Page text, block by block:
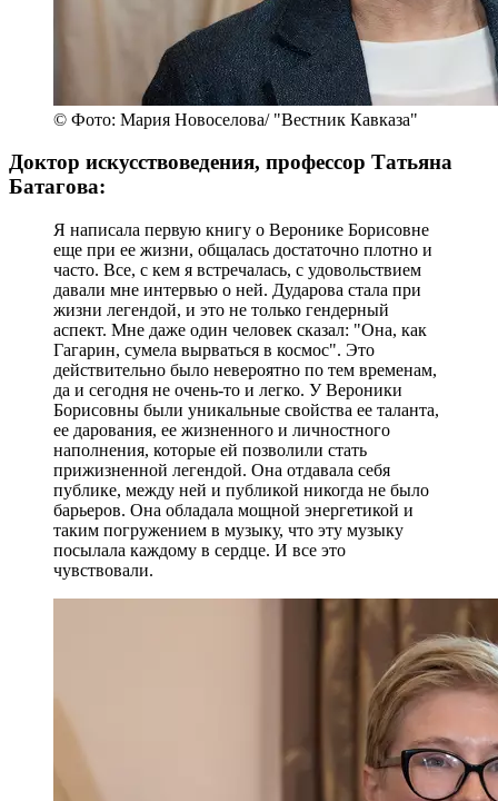
© Фото: Мария Новоселова/ "Вестник Кавказа"
Доктор искусствоведения, профессор Татьяна
Батагова:
Я написала первую книгу о Веронике Борисовне
еще при ее жизни, общалась достаточно плотно и
часто. Все, с кем я встречалась, с удовольствием
давали мне интервью о ней. Дударова стала при
жизни легендой, и это не только гендерный
аспект. Мне даже один человек сказал: "Она, как
Гагарин, сумела вырваться в космос". Это
действительно было невероятно по тем временам,
да и сегодня не очень-то и легко. У Вероники
Борисовны были уникальные свойства ее таланта,
ее дарования, ее жизненного и личностного
наполнения, которые ей позволили стать
прижизненной легендой. Она отдавала себя
публике, между ней и публикой никогда не было
барьеров. Она обладала мощной энергетикой и
таким погружением в музыку, что эту музыку
посылала каждому в сердце. И все это
чувствовали.